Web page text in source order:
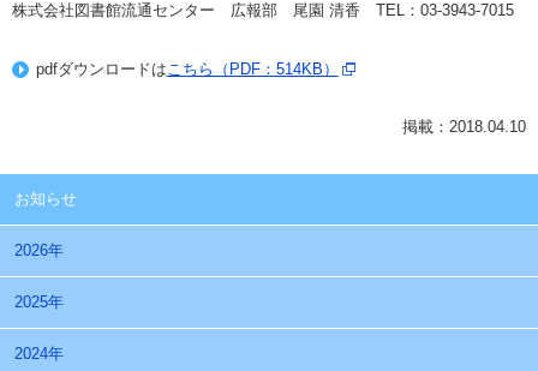
株式会社図書館流通センター 広報部 尾園 清香 TEL：03-3943-7015
pdfダウンロードはこちら（PDF：514KB）
掲載：2018.04.10
お知らせ
2026年
2025年
2024年